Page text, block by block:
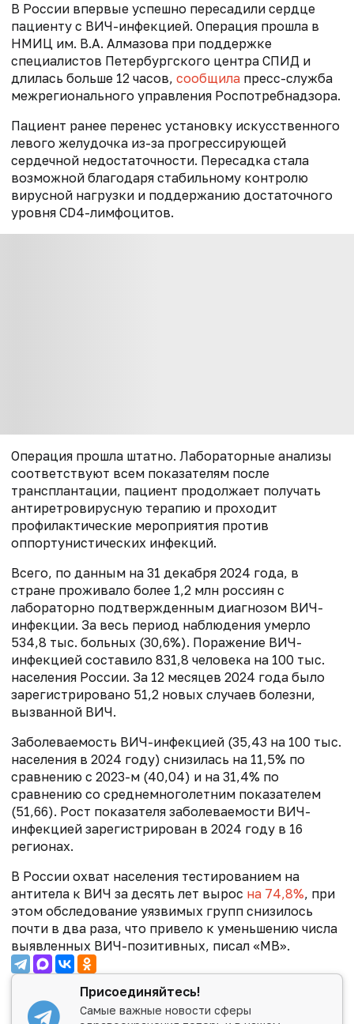
В России впервые успешно пересадили сердце
пациенту с ВИЧ-инфекцией. Операция прошла в
НМИЦ им. В.А. Алмазова при поддержке
специалистов Петербургского центра СПИД и
длилась больше 12 часов, сообщила пресс-служба
межрегионального управления Роспотребнадзора.
Пациент ранее перенес установку искусственного
левого желудочка из-за прогрессирующей
сердечной недостаточности. Пересадка стала
возможной благодаря стабильному контролю
вирусной нагрузки и поддержанию достаточного
уровня CD4-лимфоцитов.
Операция прошла штатно. Лабораторные анализы
соответствуют всем показателям после
трансплантации, пациент продолжает получать
антиретровирусную терапию и проходит
профилактические мероприятия против
оппортунистических инфекций.
Всего, по данным на 31 декабря 2024 года, в
стране проживало более 1,2 млн россиян с
лабораторно подтвержденным диагнозом ВИЧ-
инфекции. За весь период наблюдения умерло
534,8 тыс. больных (30,6%). Поражение ВИЧ-
инфекцией составило 831,8 человека на 100 тыс.
населения России. За 12 месяцев 2024 года было
зарегистрировано 51,2 новых случаев болезни,
вызванной ВИЧ.
Заболеваемость ВИЧ-инфекцией (35,43 на 100 тыс.
населения в 2024 году) снизилась на 11,5% по
сравнению с 2023-м (40,04) и на 31,4% по
сравнению со среднемноголетним показателем
(51,66). Рост показателя заболеваемости ВИЧ-
инфекцией зарегистрирован в 2024 году в 16
регионах.
В России охват населения тестированием на
антитела к ВИЧ за десять лет вырос на 74,8%, при
этом обследование уязвимых групп снизилось
почти в два раза, что привело к уменьшению числа
выявленных ВИЧ-позитивных, писал «МВ».
Присоединяйтесь!
Самые важные новости сферы